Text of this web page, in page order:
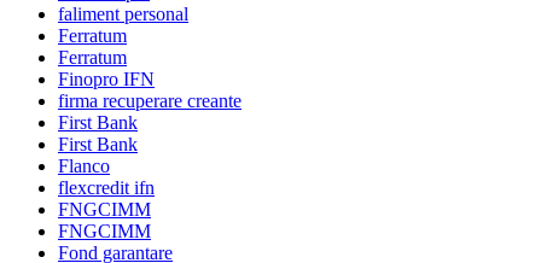
faliment personal
Ferratum
Ferratum
Finopro IFN
firma recuperare creante
First Bank
First Bank
Flanco
flexcredit ifn
FNGCIMM
FNGCIMM
Fond garantare